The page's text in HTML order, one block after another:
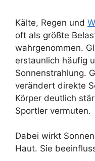
Kälte, Regen und
oft als größte
wahrgenommen.
erstaunlich häufig
Sonnenstrahlung.
verändert direkte
Körper deutlich
Sportler vermuten.
Dabei wirkt
Haut. Sie